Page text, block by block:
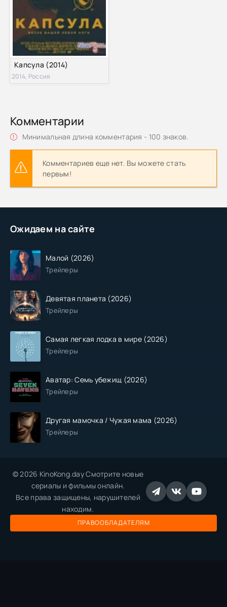
Ожидаем на сайте
Малой (2026)
Трейлеры
Девятая планета (2026)
Трейлеры
Самая легкая лодка в мире (2026)
Трейлеры
Аватар: Семь убежищ (2026)
Трейлеры
Другая мамочка / Чужая мама (2026)
Трейлеры
Капсула (2014)
2014, Россия
Комментарии
Минимальная длина комментария - 100 знаков.
Комментариев еще нет. Вы можете стать
первым!
© 2026 KinoKong.day Смотрите новые
сериалы и фильмы онлайн.
Все права защищены, нарушителей
находим.
ПРАВООБЛАДАТЕЛЯМ